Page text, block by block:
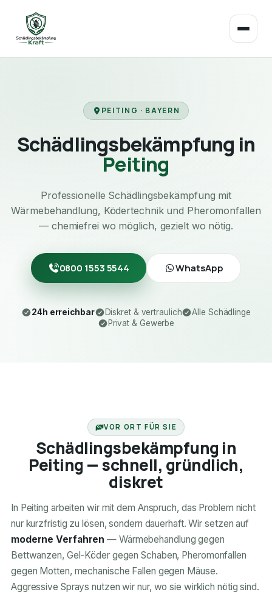
PEITING · BAYERN
Schädlingsbekämpfung in
Peiting
Professionelle Schädlingsbekämpfung mit
Wärmebehandlung, Ködertechnik und Pheromonfallen
— chemiefrei wo möglich, gezielt wo nötig.
0800 1553 5544 WhatsApp
24h erreichbar Diskret & vertraulich
Alle Schädlinge
Privat & Gewerbe
VOR ORT FÜR SIE
Schädlingsbekämpfung in
Peiting — schnell, gründlich,
diskret
In Peiting arbeiten wir mit dem Anspruch, das Problem nicht
nur kurzfristig zu lösen, sondern dauerhaft. Wir setzen auf
moderne Verfahren — Wärmebehandlung gegen
Bettwanzen, Gel-Köder gegen Schaben, Pheromonfallen
gegen Motten, mechanische Fallen gegen Mäuse.
Aggressive Sprays nutzen wir nur, wo sie wirklich nötig sind.